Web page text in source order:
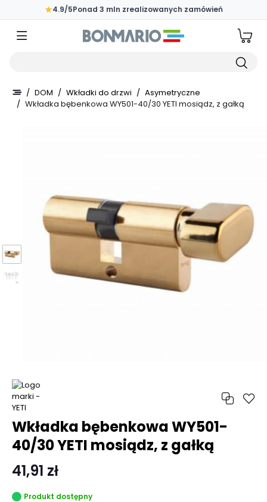
Przejdź do głównej zawartości strony
★4.9/5Ponad 3 mln zrealizowanych zamówień
/ DOM / Wkładki do drzwi / Asymetryczne
/ Wkładka bębenkowa WY501-40/30 YETI mosiądz, z gałką
Wkładka bębenkowa WY501-
40/30 YETI mosiądz, z gałką
41,91 zł
Produkt dostępny